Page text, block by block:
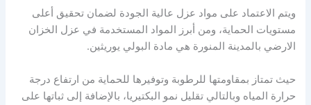
ويتم الاعتماد على مواد عزل عالية الجودة لضمان تحقيق أعلى
مستويات الحماية، ومن أبرز المواد المستخدمة في عزل الخزان
الارضي بالمدينة المنورة هي مادة البولي يوريثين.
حيث تمتاز بمقاومتها للرطوبة وتوفيرها للحماية من ارتفاع درجة
حرارة المياه وبالتالي تقليل نمو البكتيريا، بالإضافة إلى ثباتها على